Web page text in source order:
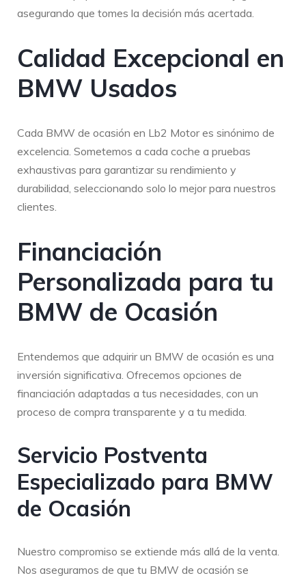
asegurando que tomes la decisión más acertada.
Calidad Excepcional en
BMW Usados
Cada BMW de ocasión en Lb2 Motor es sinónimo de
excelencia. Sometemos a cada coche a pruebas
exhaustivas para garantizar su rendimiento y
durabilidad, seleccionando solo lo mejor para nuestros
clientes.
Financiación
Personalizada para tu
BMW de Ocasión
Entendemos que adquirir un BMW de ocasión es una
inversión significativa. Ofrecemos opciones de
financiación adaptadas a tus necesidades, con un
proceso de compra transparente y a tu medida.
Servicio Postventa
Especializado para BMW
de Ocasión
Nuestro compromiso se extiende más allá de la venta.
Nos aseguramos de que tu BMW de ocasión se